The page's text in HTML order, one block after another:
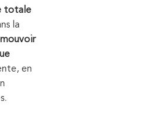
totale
la
en